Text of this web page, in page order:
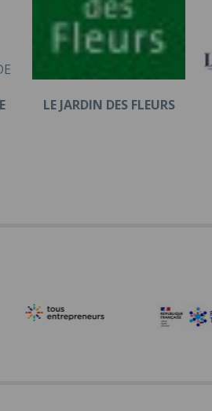
LE JARDIN DES FLEURS